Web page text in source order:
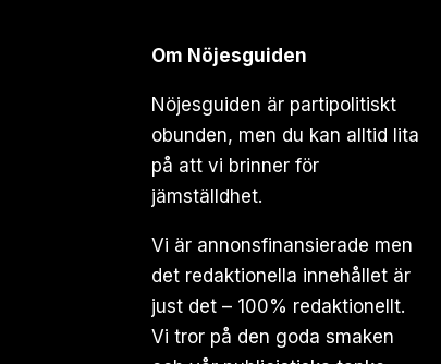
Om Nöjesguiden
Nöjesguiden är partipolitiskt
obunden, men du kan alltid lita
på att vi brinner för
jämställdhet.
Vi är annonsfinansierade men
det redaktionella innehållet är
just det – 100% redaktionellt.
Vi tror på den goda smaken